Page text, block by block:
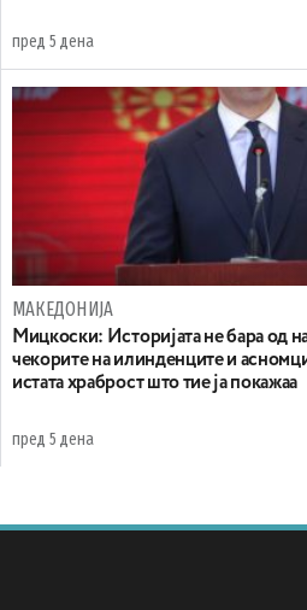
пред 5 дена
МАКЕДОНИЈА
Мицкоски: Историјата не бара од
чекорите на илинденците и
истата храброст што тие ја покажаа
пред 5 дена